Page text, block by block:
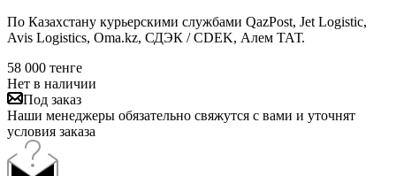
По Казахстану курьерскими службами QazPost, Jet Logistic,
Avis Logistics, Oma.kz, СДЭК / CDEK, Алем ТАТ.
58 000 тенге
Нет в наличии
Под заказ
Наши менеджеры обязательно свяжутся с вами и уточнят
условия заказа